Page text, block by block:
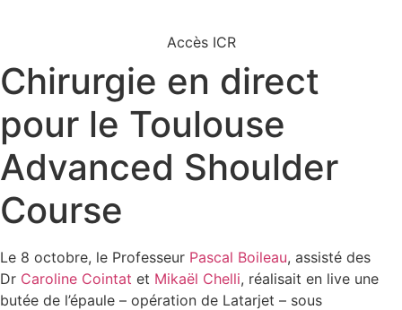
Accès ICR
Chirurgie en direct
pour le Toulouse
Advanced Shoulder
Course
Le 8 octobre, le Professeur Pascal Boileau, assisté des
Dr Caroline Cointat et Mikaël Chelli, réalisait en live une
butée de l’épaule – opération de Latarjet – sous